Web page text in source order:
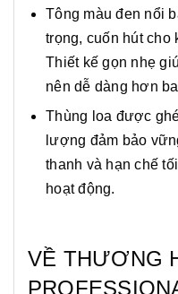
Tông màu đen nổi
trọng, cuốn hút cho
Thiết kế gọn nhẹ
nên dễ dàng hơn
Thùng loa được
lượng đảm bảo
thanh và hạn chế
hoạt động.
VỀ THƯƠNG